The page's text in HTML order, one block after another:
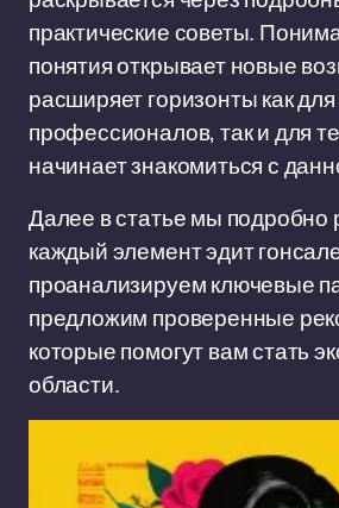
практические советы.
понятия открывает новые
расширяет горизонты как для
профессионалов, так и для
начинает знакомиться с
Далее в статье мы подробно
каждый элемент эдит
проанализируем ключевые
предложим проверенные
которые помогут вам стать
области.